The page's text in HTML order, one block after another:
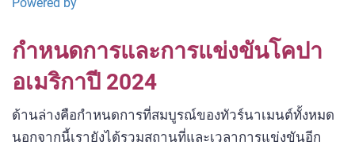
กำหนดการและการแข่งขันโคปา
อเมริกาปี 2024
ด้านล่างคือกำหนดการที่สมบูรณ์ของทัวร์นาเมนต์ทั้งหมด
นอกจากนี้เรายังได้รวมสถานที่และเวลาการแข่งขันอีก